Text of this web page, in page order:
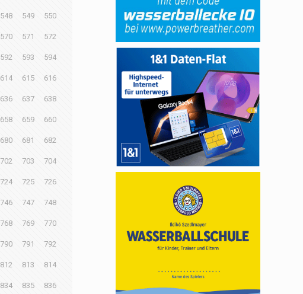
548 549 550
570 571 572
592 593 594
614 615 616
636 637 638
658 659 660
680 681 682
702 703 704
724 725 726
746 747 748
768 769 770
790 791 792
812 813 814
834 835 836